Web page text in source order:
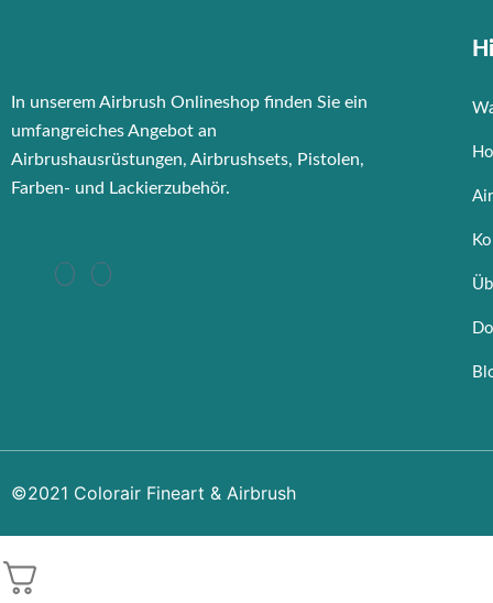
In unserem Airbrush Onlineshop finden Sie ein
umfangreiches Angebot an
Airbrushausrüstungen, Airbrushsets, Pistolen,
Farben- und Lackierzubehör.
©2021 Colorair Fineart & Airbrush